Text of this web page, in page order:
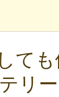
て
リ